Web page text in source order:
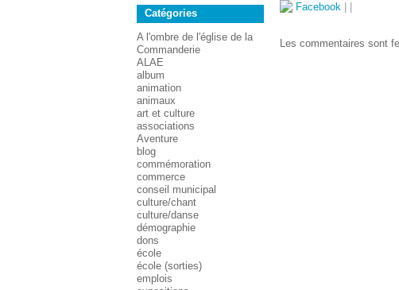
Catégories
A l'ombre de l'église de la
Commanderie
ALAE
album
animation
animaux
art et culture
associations
Aventure
blog
commémoration
commerce
conseil municipal
culture/chant
culture/danse
démographie
dons
école
école (sorties)
emplois
Facebook
Les commentaires sont